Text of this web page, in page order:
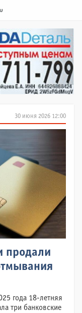
30 июня 2026 12:00
продали
года 18-летняя
три банковские